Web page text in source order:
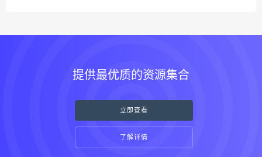
提供最优质的资源集合
立即查看
了解详情